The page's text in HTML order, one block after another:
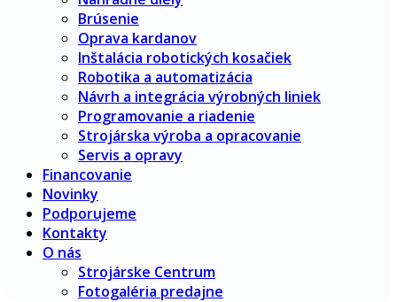
Brúsenie
Oprava kardanov
Inštalácia robotických kosačiek
Robotika a automatizácia
Návrh a integrácia výrobných liniek
Programovanie a riadenie
Strojárska výroba a opracovanie
Servis a opravy
Financovanie
Novinky
Podporujeme
Kontakty
O nás
Strojárske Centrum
Fotogaléria predajne